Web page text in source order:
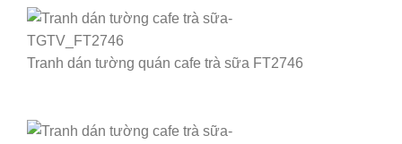
Tranh dán tường quán cafe trà sữa FT2746